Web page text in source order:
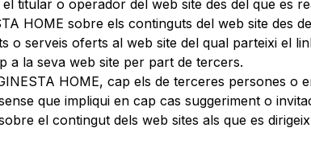
titular o operador del web site des del que es
HOME sobre els continguts del web site des del
o serveis oferts al web site del qual parteixi el
a la seva web site per part de tercers.
HOME, cap els de terceres persones o
que impliqui en cap cas suggeriment o
el contingut dels web sites als que es